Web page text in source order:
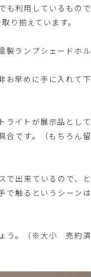
も利用しているもので
り揃えています。
製ランプシェードホル
お早めに手に入れて下
ライトが展示品として
合です。（もちろん留
で出来ているので、と
で触るというシーンは
ょう。（※大小 売約済